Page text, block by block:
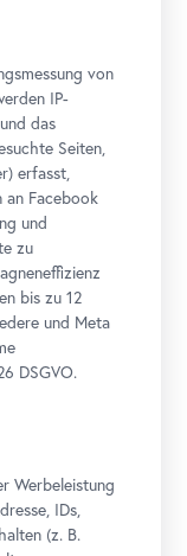
von
IP-
das
Seiten,
erfasst,
an Facebook
und
zu
bis zu 12
und Meta
DSGVO.
Werbeleistung
IDs,
(z. B.